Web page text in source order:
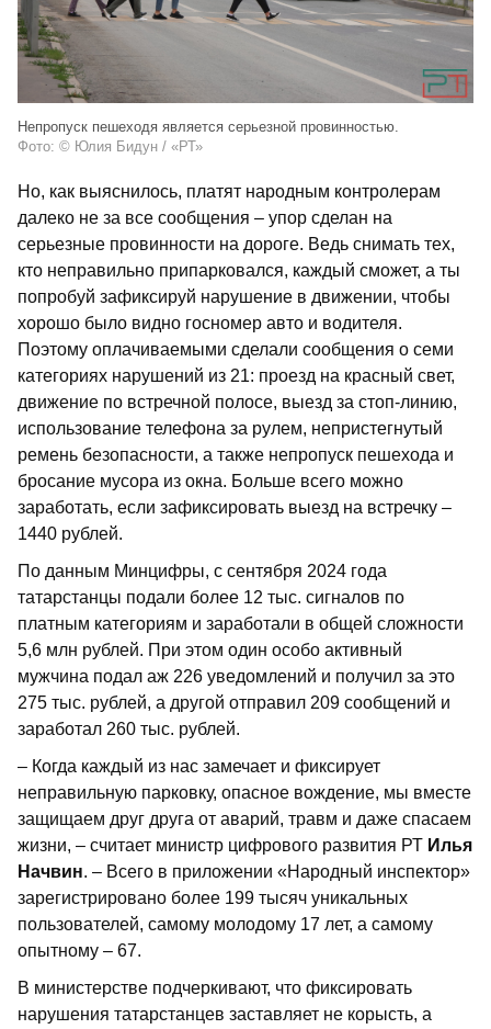
Непропуск пешеходя является серьезной провинностью.
Фото: © Юлия Бидун / «РТ»
Но, как выяснилось, платят народным контролерам
далеко не за все сообщения – упор сделан на
серьезные провинности на дороге. Ведь снимать тех,
кто неправильно припарковался, каждый сможет, а ты
попробуй зафиксируй нарушение в движении, чтобы
хорошо было видно госномер авто и водителя.
Поэтому оплачиваемыми сделали сообщения о семи
категориях нарушений из 21: проезд на красный свет,
движение по встречной полосе, выезд за стоп-линию,
использование телефона за рулем, непристегнутый
ремень безопасности, а также непропуск пешехода и
бросание мусора из окна. Больше всего можно
заработать, если зафиксировать выезд на встречку –
1440 рублей.
По данным Минцифры, с сентября 2024 года
татарстанцы подали более 12 тыс. сигналов по
платным категориям и заработали в общей сложности
5,6 млн рублей. При этом один особо активный
мужчина подал аж 226 уведомлений и получил за это
275 тыс. рублей, а другой отправил 209 сообщений и
заработал 260 тыс. рублей.
– Когда каждый из нас замечает и фиксирует
неправильную парковку, опасное вождение, мы вместе
защищаем друг друга от аварий, травм и даже спасаем
жизни, – считает министр цифрового развития РТ Илья
Начвин. – Всего в приложении «Народный инспектор»
зарегистрировано более 199 тысяч уникальных
пользователей, самому молодому 17 лет, а самому
опытному – 67.
В министерстве подчеркивают, что фиксировать
нарушения татарстанцев заставляет не корысть, а